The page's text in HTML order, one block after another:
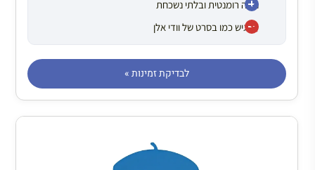
חוויה רומנטית ובלתי נשכחת
מרגיש כמו בסרט של וודי אלן
לבדיקת זמינות »